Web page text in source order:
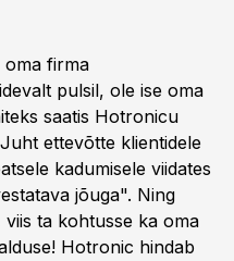
oma firma
pulsil, ole ise oma
saatis Hotronicu
ettevõtte klientidele
kadumisele viidates
jõuga". Ning
ta kohtusse ka oma
Hotronic hindab